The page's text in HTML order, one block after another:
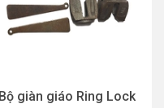
Bộ giàn giáo Ring Lock